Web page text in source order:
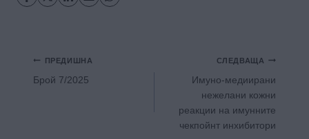
Навигация
ПРЕДИШНА
Брой 7/2025
СЛЕДВАЩА
Имуно-медиирани
нежелани кожни
реакции на имунните
чекпойнт инхибитори